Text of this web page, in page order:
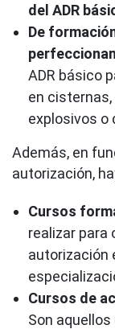
del ADR
De
ADR básico
en
explosivos o
Además, en
autorización,
Cursos
realizar para
autorización
Cursos de
Son